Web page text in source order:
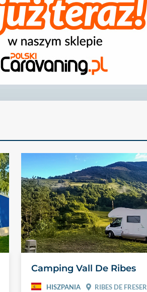
Camping Vall De Ribes
HISZPANIA RIBES DE FRESER